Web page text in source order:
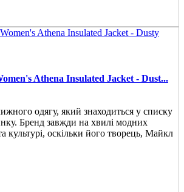
Athena Insulated Jacket - Dust...
одягу, який знаходиться у списку
Бренд завжди на хвилі модних
культурі, оскільки його творець, Майкл